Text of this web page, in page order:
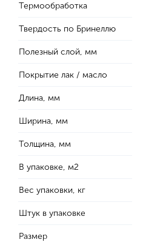
Термообработка
Твердость по Бринеллю
Полезный слой, мм
Покрытие лак / масло
Длина, мм
Ширина, мм
Толщина, мм
В упаковке, м2
Вес упаковки, кг
Штук в упаковке
Размер